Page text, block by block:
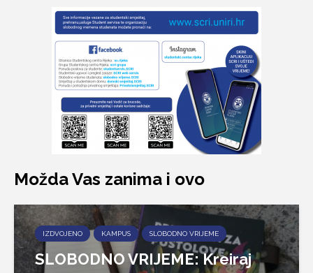
Možda Vas zanima i ovo
IZDVOJENO KAMPUS SLOBODNO VRIJEME
SLOBODNO VRIJEME: Kreiraj